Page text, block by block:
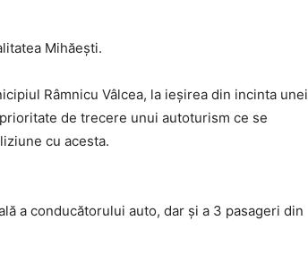
Mihăeşti.
Râmnicu Vâlcea, la ieșirea din incinta unei
de trecere unui autoturism ce se
cu acesta.
a conducătorului auto, dar și a 3 pasageri din